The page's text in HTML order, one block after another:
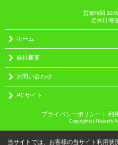
営業時間
定休日:毎
ホーム
会社概要
お問い合わせ
PCサイト
プライバシーポリシー ｜ 利
Copyright(c) Housefit
当サイトでは、お客様の当サイト利用状